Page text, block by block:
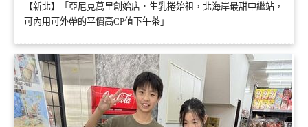
【新北】「亞尼克萬里創始店．生乳捲始祖，北海岸最甜中繼站，
可內用可外帶的平價高CP值下午茶」